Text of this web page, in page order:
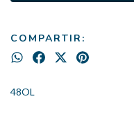
COMPARTIR:
48OL